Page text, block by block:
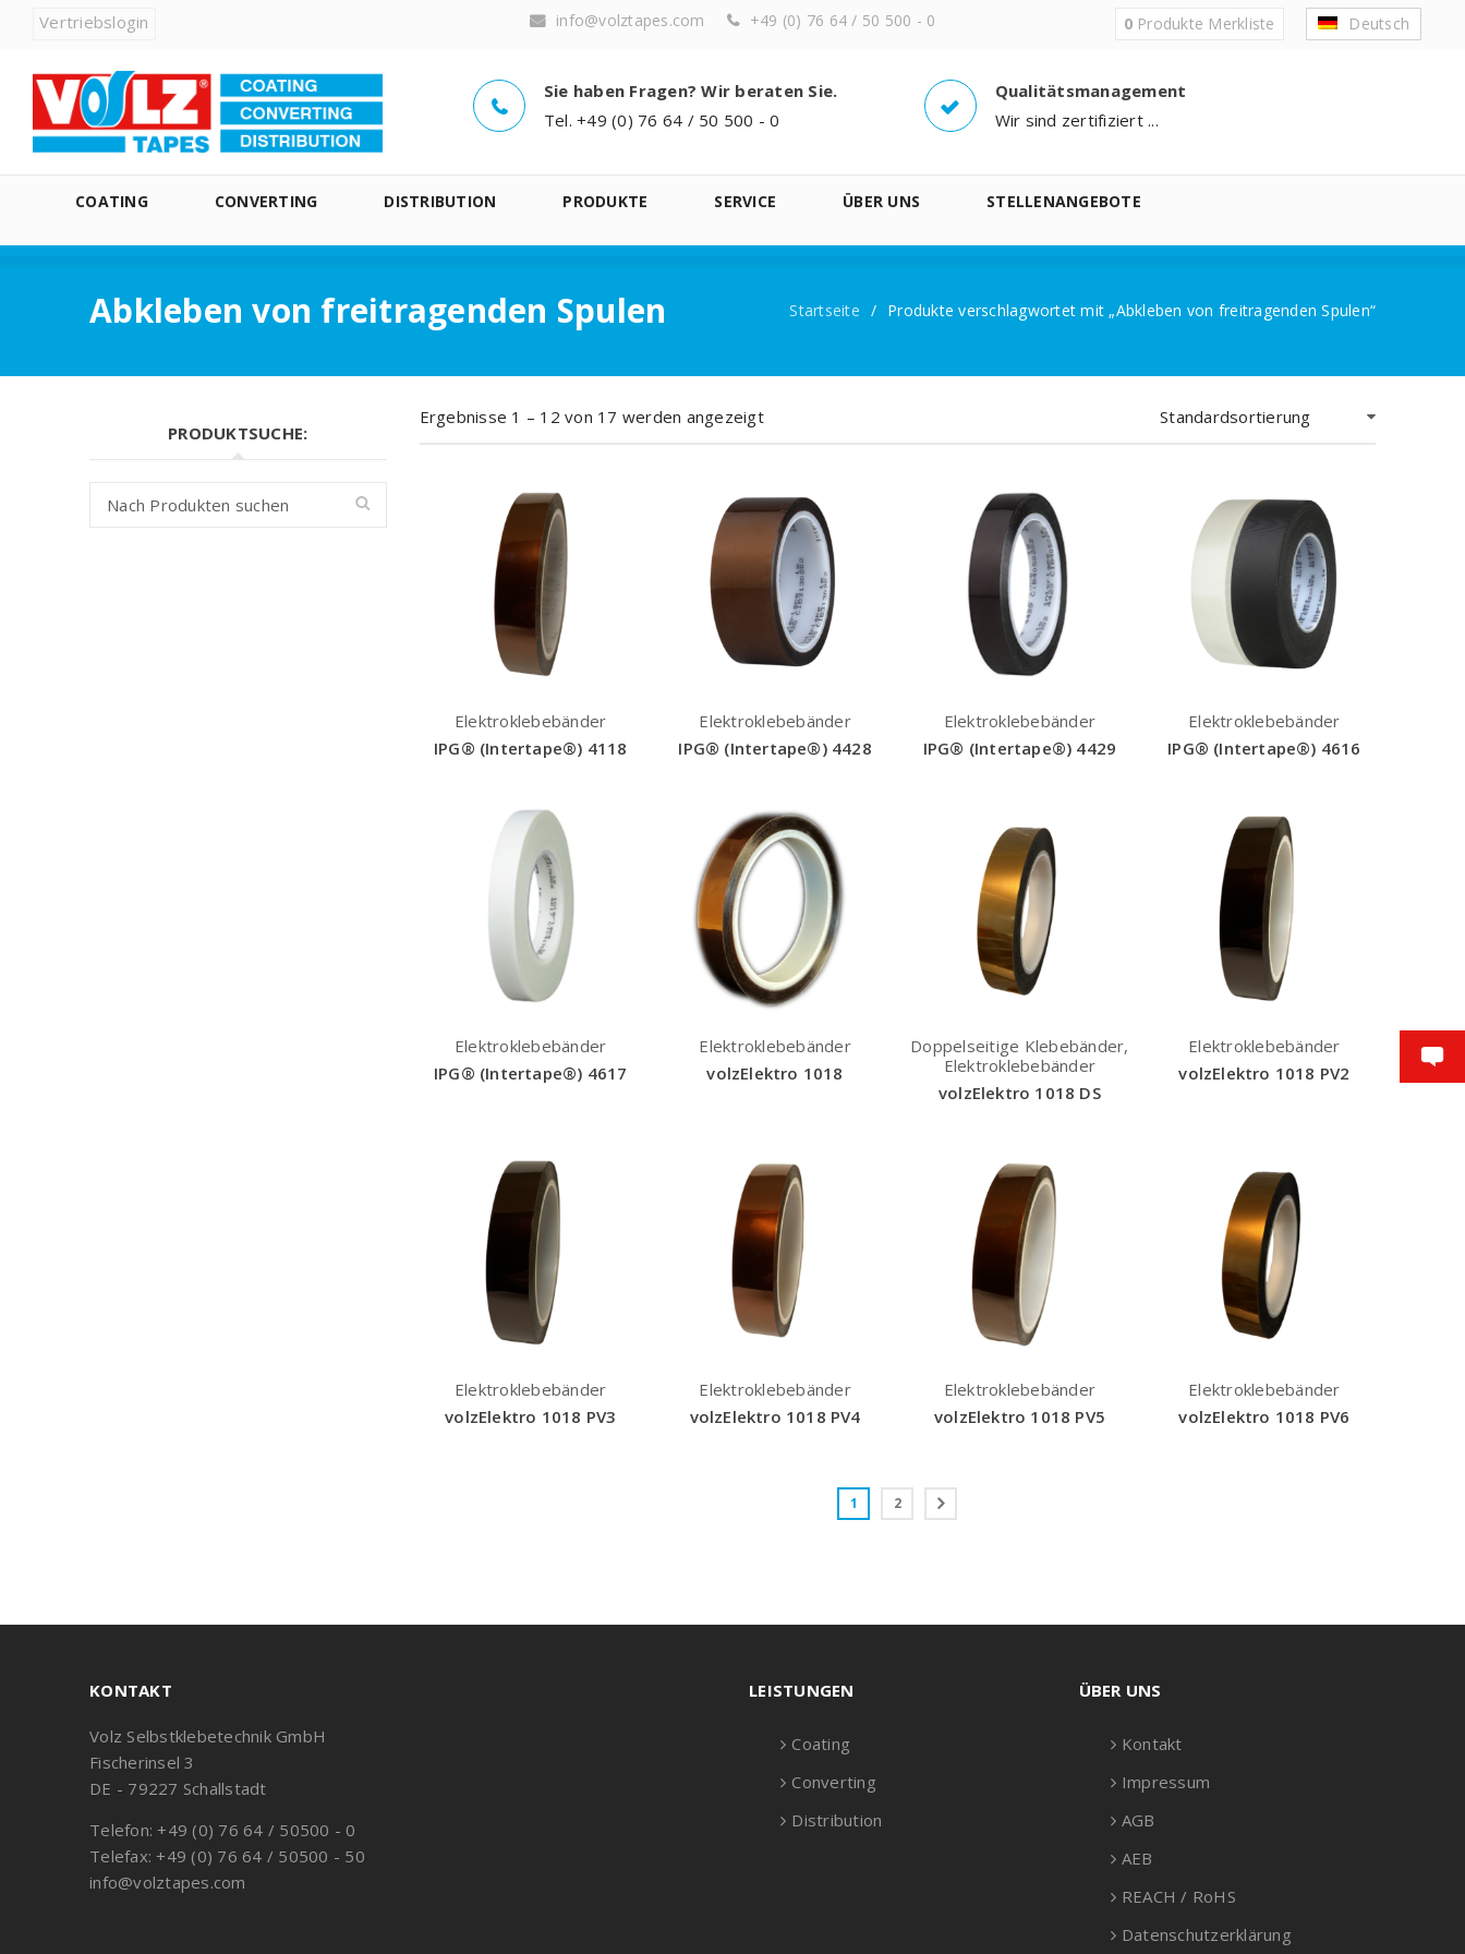
Vertriebslogin info@volztapes.com +49 (0) 76 64 / 50 500 - 0 0Produkte Merkliste Deutsch
Sie haben Fragen? Wir beraten Sie.
Tel. +49 (0) 76 64 / 50 500 - 0
Qualitätsmanagement
Wir sind zertifiziert ...
COATING CONVERTING DISTRIBUTION PRODUKTE SERVICE ÜBER UNS STELLENANGEBOTE
Abkleben von freitragenden Spulen Startseite / Produkte verschlagwortet mit „Abkleben von freitragenden Spulen“
PRODUKTSUCHE:
Ergebnisse 1 – 12 von 17 werden angezeigt Standardsortierung
Elektroklebebänder
IPG® (Intertape®) 4118
Elektroklebebänder
IPG® (Intertape®) 4428
Elektroklebebänder
IPG® (Intertape®) 4429
Elektroklebebänder
IPG® (Intertape®) 4616
Elektroklebebänder
IPG® (Intertape®) 4617
Elektroklebebänder
volzElektro 1018
Doppelseitige Klebebänder,
Elektroklebebänder
volzElektro 1018 DS
Elektroklebebänder
volzElektro 1018 PV2
Elektroklebebänder
volzElektro 1018 PV3
Elektroklebebänder
volzElektro 1018 PV4
Elektroklebebänder
volzElektro 1018 PV5
Elektroklebebänder
volzElektro 1018 PV6
1 2
KONTAKT
Volz Selbstklebetechnik GmbH
Fischerinsel 3
DE - 79227 Schallstadt
Telefon: +49 (0) 76 64 / 50500 - 0
Telefax: +49 (0) 76 64 / 50500 - 50
info@volztapes.com
LEISTUNGEN
Coating
Converting
Distribution
ÜBER UNS
Kontakt
Impressum
AGB
AEB
REACH / RoHS
Datenschutzerklärung